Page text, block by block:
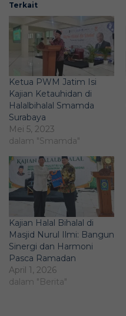
Terkait
Ketua PWM Jatim Isi
Kajian Ketauhidan di
Halalbihalal Smamda
Surabaya
Mei 5, 2023
dalam "Smamda"
Kajian Halal Bihalal di
Masjid Nurul Ilmi: Bangun
Sinergi dan Harmoni
Pasca Ramadan
April 1, 2026
dalam "Berita"